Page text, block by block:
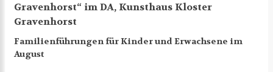
Gravenhorst“ im DA, Kunsthaus Kloster
Gravenhorst
Familienführungen für Kinder und Erwachsene im
August